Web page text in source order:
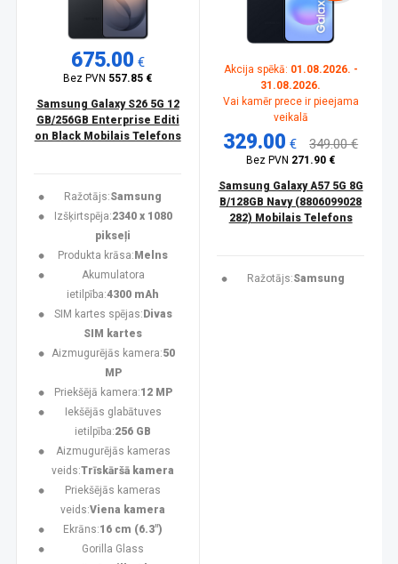
675.00 €
Bez PVN 557.85 €
Samsung Galaxy S26 5G 12
GB/256GB Enterprise Editi
on Black Mobilais Telefons
Ražotājs:Samsung
Izšķirtspēja:2340 x 1080
pikseļi
Produkta krāsa: Melns
Akumulatora
ietilpība:4300 mAh
SIM kartes spējas: Divas
SIM kartes
Aizmugurējās kamera:50
MP
Priekšējā kamera:12 MP
Iekšējās glabātuves
ietilpība:256 GB
Aizmugurējās kameras
veids:Trīskāršā kamera
Priekšējās kameras
veids:Viena kamera
Ekrāns:16 cm (6.3")
Gorilla Glass
Akcija spēkā: 01.08.2026. -
31.08.2026.
Vai kamēr prece ir pieejama
veikalā
329.00 € 349.00 €
Bez PVN 271.90 €
Samsung Galaxy A57 5G 8G
B/128GB Navy (8806099028
282) Mobilais Telefons
Ražotājs:Samsung